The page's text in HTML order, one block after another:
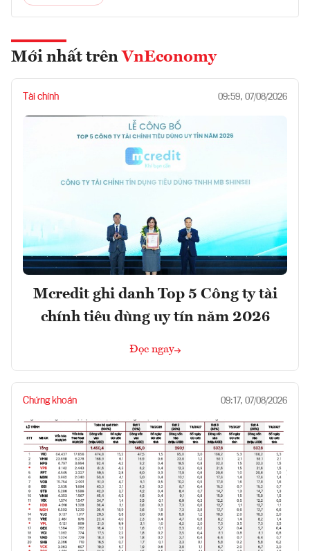
Mới nhất trên VnEconomy
Tài chính 09:59, 07/08/2026
Mcredit ghi danh Top 5 Công ty tài
chính tiêu dùng uy tín năm 2026
Đọc ngay
Chứng khoán 09:17, 07/08/2026